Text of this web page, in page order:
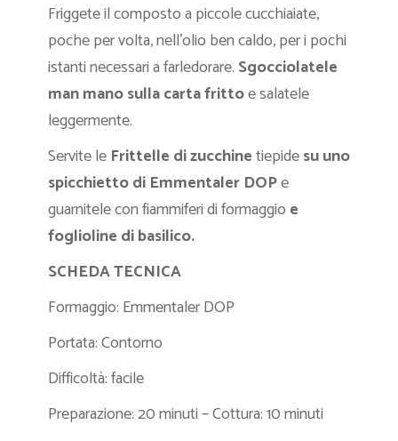
Friggete il composto a piccole cucchiaiate,
poche per volta, nell’olio ben caldo, per i pochi
istanti necessari a farledorare. Sgocciolatele
man mano sulla carta frittoe salatele
leggermente.
Servite le Frittelle di zucchinetiepidesu uno
spicchietto di Emmentaler DOPe
guarnitele con fiammiferi di formaggio e
foglioline di basilico.
SCHEDA TECNICA
Formaggio: Emmentaler DOP
Portata: Contorno
Difficoltà: facile
Preparazione: 20 minuti – Cottura: 10 minuti